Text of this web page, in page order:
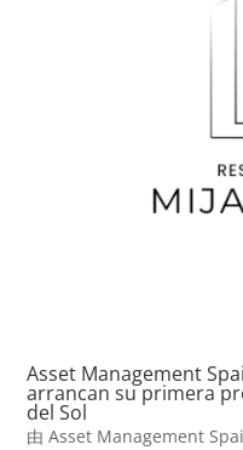
Asset Management
arrancan su primera
del Sol
由Asset Management